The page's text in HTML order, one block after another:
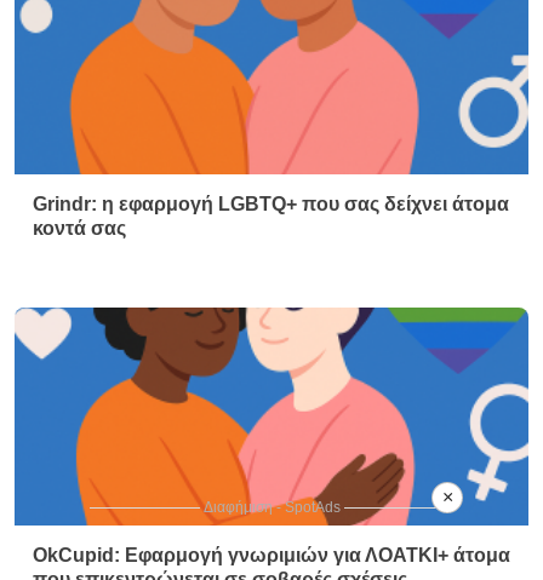
Grindr: η εφαρμογή LGBTQ+ που σας δείχνει άτομα
κοντά σας
OkCupid: Εφαρμογή γνωριμιών για ΛΟΑΤΚΙ+ άτομα
Διαφήμιση - SpotAds ×